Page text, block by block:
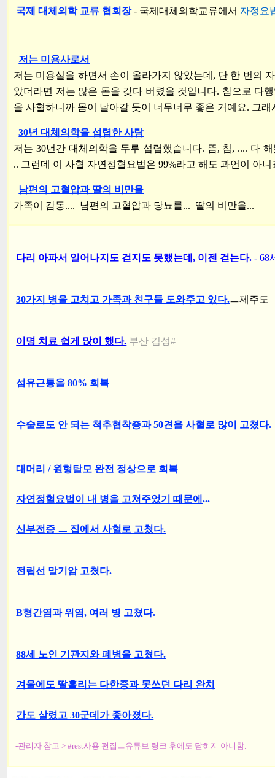
국제 대체의학 교류 협회장 - 국제대체의학교류에서 자정요
저는 미용사로서
저는 미용실을 하면서 손이 올라가지 않았는데, 단 한 번의
았더라면 저는 많은 돈을 갖다 버렸을 것입니다. 참으로 다
을 사혈하니까 몸이 날아갈 듯이 너무너무 좋은 거예요. 그
30년 대체의학을 섭렵한 사람
저는 30년간 대체의학을 두루 섭렵했습니다. 뜸, 침, .... 다
.. 그런데 이 사혈 자연정혈요법은 99%라고 해도 과언이 아
남편의 고혈압과 딸의 비만을
가족이 감동.... 남편의 고혈압과 당뇨를... 딸의 비만을...
다리 아파서 일어나지도 걷지도 못했는데, 이젠 걷는다. - 68
30가지 병을 고치고 가족과 친구들 도와주고 있다.ㅡ제주도
이명 치료 쉽게 많이 했다. 부산 김성#
섬유근통을 80% 회복
수술로도 안 되는 척추협착증과 50견을 사혈로 많이 고쳤다.
대머리 / 원형탈모 완전 정상으로 회복
자연정혈요법이 내 병을 고쳐주었기 때문에...
신부전증 ㅡ 집에서 사혈로 고쳤다.
전립선 말기암 고쳤다.
B형간염과 위염, 여러 병 고쳤다.
88세 노인 기관지와 폐병을 고쳤다.
겨울에도 딸흘리는 다한증과 못쓰던 다리 완치
간도 살렸고 30군데가 좋아졌다.
-관리자 참고 > #rest사용 편집ㅡ유튜브 링크 후에도 닫히지 아니함.